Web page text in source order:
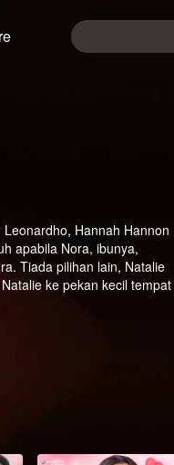
Hannah Hannon
apabila Nora, ibunya,
Tiada pilihan lain, Natalie
ke pekan kecil tempat
budak lelaki yang kacak
bermula daripada tersesat di
kebangsaan, hinggalah
boleh bertanya pada diri